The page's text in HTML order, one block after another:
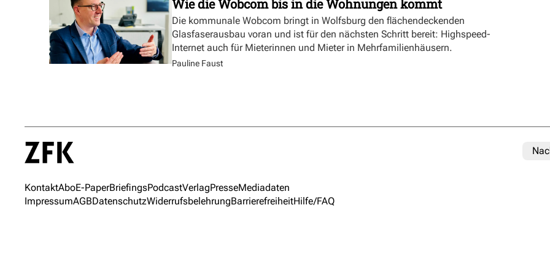
Wie die Wobcom bis in die Wohnungen kommt
Die kommunale Wobcom bringt in Wolfsburg den flächendeckenden
Glasfaserausbau voran und ist für den nächsten Schritt bereit: Highspeed-
Internet auch für Mieterinnen und Mieter in Mehrfamilienhäusern.
Pauline Faust
KontaktAboE-PaperBriefingsPodcastVerlagPresseMediadaten
ImpressumAGBDatenschutzWiderrufsbelehrungBarrierefreiheitHilfe/FAQ